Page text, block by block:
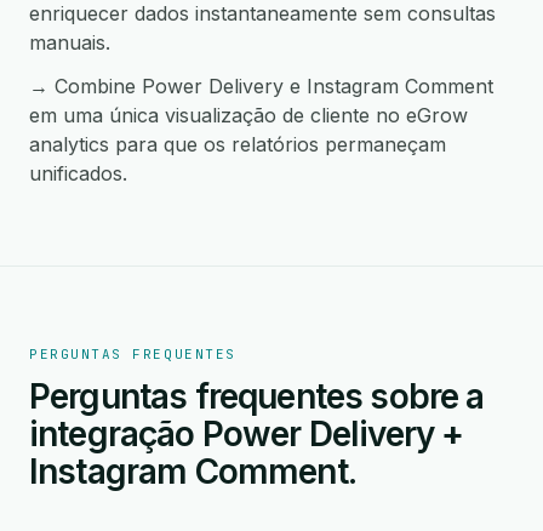
enriquecer dados instantaneamente sem consultas
manuais.
→ Combine Power Delivery e Instagram Comment
em uma única visualização de cliente no eGrow
analytics para que os relatórios permaneçam
unificados.
PERGUNTAS FREQUENTES
Perguntas frequentes sobre a
integração Power Delivery +
Instagram Comment.